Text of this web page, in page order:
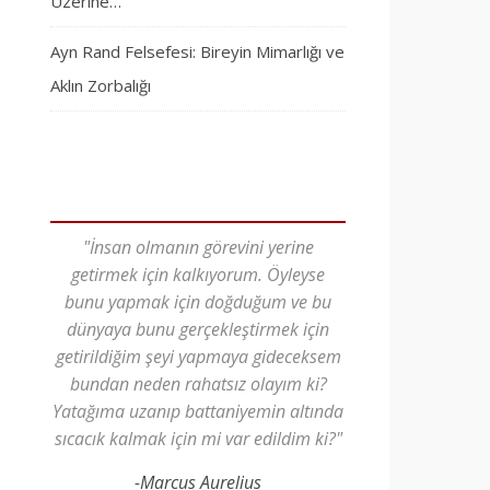
Ayn Rand Felsefesi: Bireyin Mimarlığı ve
Aklın Zorbalığı
"İnsan olmanın görevini yerine
getirmek için kalkıyorum. Öyleyse
bunu yapmak için doğduğum ve bu
dünyaya bunu gerçekleştirmek için
getirildiğim şeyi yapmaya gideceksem
bundan neden rahatsız olayım ki?
Yatağıma uzanıp battaniyemin altında
sıcacık kalmak için mi var edildim ki?"
-Marcus Aurelius